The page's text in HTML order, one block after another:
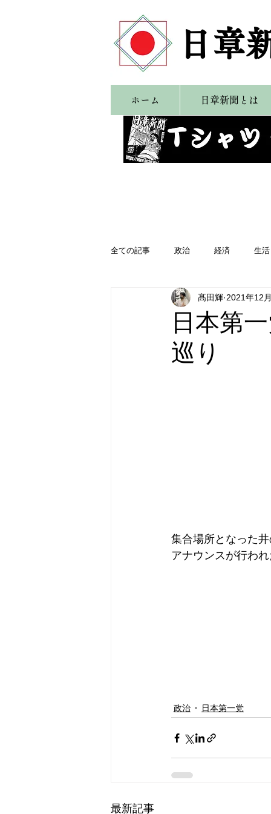
日章
ホーム 日章新聞とは
全ての記事 政治 経済 生活
日本第一党 日本派保守同盟
日本第
巡り
髙田輝 2021年12
集合場所となった
アナウンスが行わ
政治 日本第一党
最新記事